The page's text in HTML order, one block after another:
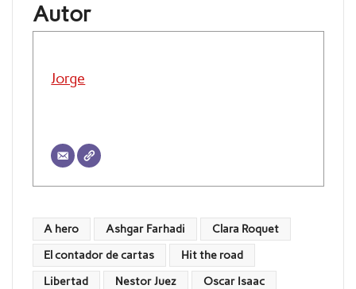
Autor
Jorge
A hero Ashgar Farhadi Clara Roquet
El contador de cartas Hit the road
Libertad Nestor Juez Oscar Isaac